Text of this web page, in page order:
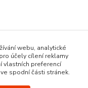
webu, analytické
účely cílení reklamy
vlastních preferencí
spodní části stránek.